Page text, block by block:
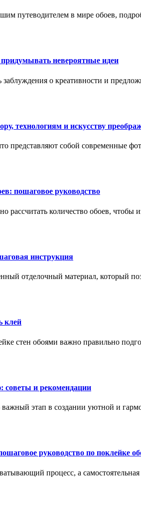
путеводителем в мире обоев,
невероятные идеи
заблуждения о креативности и
технологиям и искусству
представляют собой современные
пошаговое руководство
рассчитать количество обоев, чтобы
инструкция
отделочный материал, который
клей
стен обоями важно правильно
советы и рекомендации
этап в создании уютной и
руководство по поклейке
процесс, а